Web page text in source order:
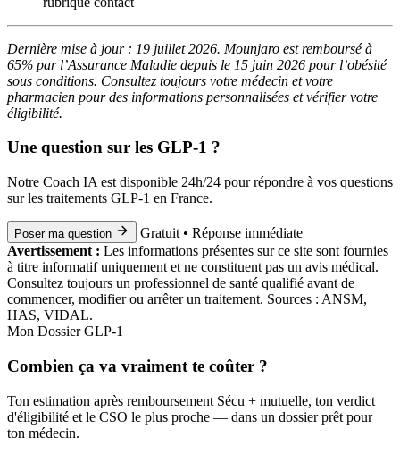
Dernière mise à jour : 19 juillet 2026. Mounjaro est remboursé à
65% par l’Assurance Maladie depuis le 15 juin 2026 pour l’obésité
sous conditions. Consultez toujours votre médecin et votre
pharmacien pour des informations personnalisées et vérifier votre
éligibilité.
Une question sur les GLP-1 ?
Notre Coach IA est disponible 24h/24 pour répondre à vos questions
sur les traitements GLP-1 en France.
Poser ma question
Gratuit • Réponse immédiate
Avertissement : Les informations présentes sur ce site sont fournies
à titre informatif uniquement et ne constituent pas un avis médical.
Consultez toujours un professionnel de santé qualifié avant de
commencer, modifier ou arrêter un traitement. Sources : ANSM,
HAS, VIDAL.
Mon Dossier GLP-1
Combien ça va vraiment te coûter ?
Ton estimation après remboursement Sécu + mutuelle, ton verdict
d'éligibilité et le CSO le plus proche — dans un dossier prêt pour
ton médecin.